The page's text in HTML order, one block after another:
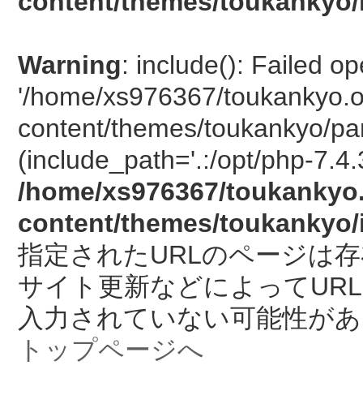
Warning: include(): Failed
'/home/xs976367/
content/themes/toukankyo/
(include_path='.:/opt/php-
/home/xs976367/
content/themes/
指定されたURLのページは
サイト更新などによって
入力されていない可能性が
トップページへ